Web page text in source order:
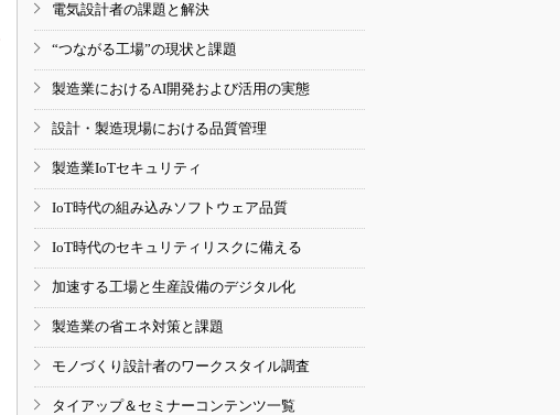
電気設計者の課題と解決
“つながる工場”の現状と課題
製造業におけるAI開発および活用の実態
設計・製造現場における品質管理
製造業IoTセキュリティ
IoT時代の組み込みソフトウェア品質
IoT時代のセキュリティリスクに備える
加速する工場と生産設備のデジタル化
製造業の省エネ対策と課題
モノづくり設計者のワークスタイル調査
タイアップ＆セミナーコンテンツ一覧